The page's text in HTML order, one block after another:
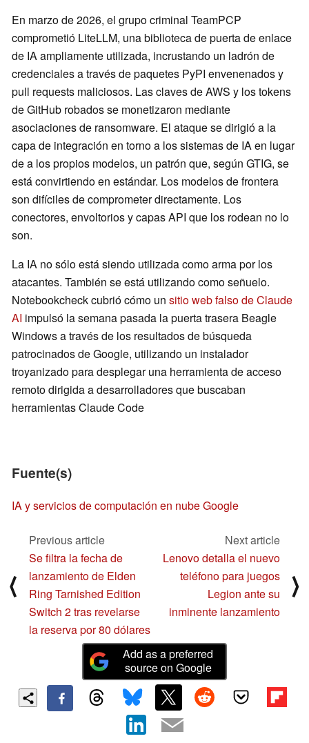
En marzo de 2026, el grupo criminal TeamPCP
comprometió LiteLLM, una biblioteca de puerta de enlace
de IA ampliamente utilizada, incrustando un ladrón de
credenciales a través de paquetes PyPI envenenados y
pull requests maliciosos. Las claves de AWS y los tokens
de GitHub robados se monetizaron mediante
asociaciones de ransomware. El ataque se dirigió a la
capa de integración en torno a los sistemas de IA en lugar
de a los propios modelos, un patrón que, según GTIG, se
está convirtiendo en estándar. Los modelos de frontera
son difíciles de comprometer directamente. Los
conectores, envoltorios y capas API que los rodean no lo
son.
La IA no sólo está siendo utilizada como arma por los
atacantes. También se está utilizando como señuelo.
Notebookcheck cubrió cómo un sitio web falso de Claude
AI impulsó la semana pasada la puerta trasera Beagle
Windows a través de los resultados de búsqueda
patrocinados de Google, utilizando un instalador
troyanizado para desplegar una herramienta de acceso
remoto dirigida a desarrolladores que buscaban
herramientas Claude Code
Fuente(s)
IA y servicios de computación en nube Google
⟨
Previous article
Se filtra la fecha de
lanzamiento de Elden
Ring Tarnished Edition
Switch 2 tras revelarse
la reserva por 80 dólares
Next article
Lenovo detalla el nuevo
teléfono para juegos
Legion ante su
inminente lanzamiento
⟩
Add as a preferred
source on Google